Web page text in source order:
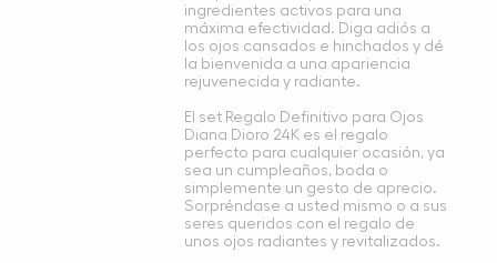
ingredientes activos para una
máxima efectividad. Diga adiós a
los ojos cansados e hinchados y dé
la bienvenida a una apariencia
rejuvenecida y radiante.
El set Regalo Definitivo para Ojos
Diana Dioro 24K es el regalo
perfecto para cualquier ocasión, ya
sea un cumpleaños, boda o
simplemente un gesto de aprecio.
Sorpréndase a usted mismo o a sus
seres queridos con el regalo de
unos ojos radiantes y revitalizados.